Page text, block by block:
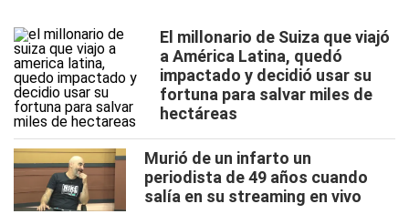
El millonario de Suiza que viajó
a América Latina, quedó
impactado y decidió usar su
fortuna para salvar miles de
hectáreas
Murió de un infarto un
periodista de 49 años cuando
salía en su streaming en vivo